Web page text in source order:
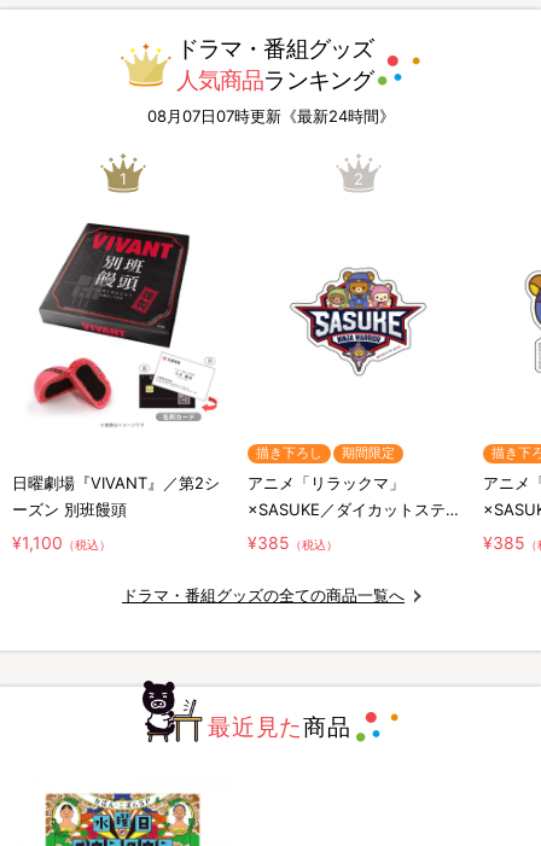
ドラマ・番組グッズ
人気商品ランキング
08月07日07時更新《最新24時間》
1
日曜劇場『VIVANT』／第2シ
ーズン 別班饅頭
¥1,100 （税込）
2
描き下ろし 期間限定
アニメ「リラックマ」
×SASUKE／ダイカットステッ
カー／コラボロゴ
¥385 （税込）
描き下
アニメ
カー／
¥385
ドラマ・番組グッズの全ての商品一覧へ
最近見た商品